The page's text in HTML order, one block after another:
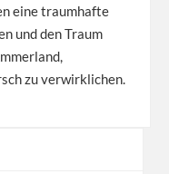
eine traumhafte
und den Traum
zu verwirklichen.